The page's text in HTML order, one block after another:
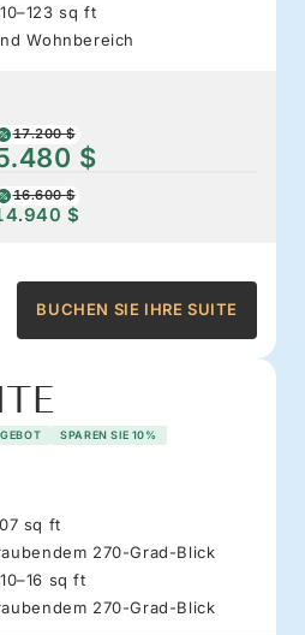
sq ft
Wohnbereich
17.200 $
$
16.600 $
$
BUCHEN SIE IHRE SUITE
SPAREN SIE 10%
sq ft
270-Grad-Blick
sq ft
270-Grad-Blick